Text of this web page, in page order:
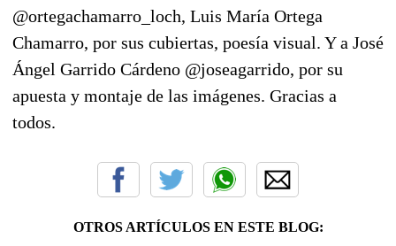
@ortegachamarro_loch, Luis María Ortega
Chamarro, por sus cubiertas, poesía visual. Y a José
Ángel Garrido Cárdeno @joseagarrido, por su
apuesta y montaje de las imágenes. Gracias a
todos.
OTROS ARTÍCULOS EN ESTE BLOG: